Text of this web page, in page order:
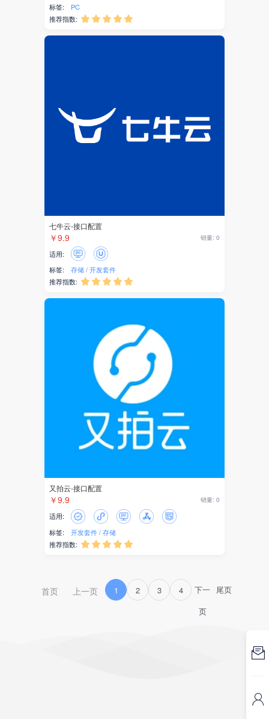
文章
标签:
PC
推荐指数:     
七牛云-接口配置
￥9.9 销量: 0
适用:
标签:
存储 开发套件
推荐指数:     
又拍云-接口配置
￥9.9 销量: 0
适用:
标签:
开发套件 存储
推荐指数:     
首页 上一页 1 2 3 4
下一
页
尾页

